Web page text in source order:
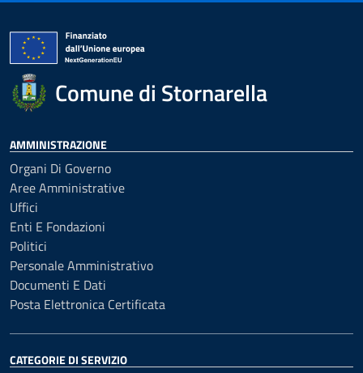
Comune di Stornarella
AMMINISTRAZIONE
Organi Di Governo
Aree Amministrative
Uffici
Enti E Fondazioni
Politici
Personale Amministrativo
Documenti E Dati
Posta Elettronica Certificata
CATEGORIE DI SERVIZIO